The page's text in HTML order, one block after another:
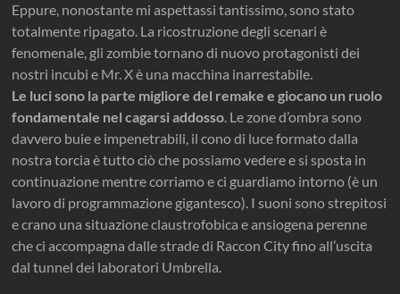
Eppure, nonostante mi aspettassi tantissimo, sono stato
totalmente ripagato. La ricostruzione degli scenari è
fenomenale, gli zombie tornano di nuovo protagonisti dei
nostri incubi e Mr. X è una macchina inarrestabile.
Le luci sono la parte migliore del remake e giocano un ruolo
fondamentale nel cagarsi addosso. Le zone d’ombra sono
davvero buie e impenetrabili, il cono di luce formato dalla
nostra torcia è tutto ciò che possiamo vedere e si sposta in
continuazione mentre corriamo e ci guardiamo intorno (è un
lavoro di programmazione gigantesco). I suoni sono strepitosi
e crano una situazione claustrofobica e ansiogena perenne
che ci accompagna dalle strade di Raccon City fino all’uscita
dal tunnel dei laboratori Umbrella.